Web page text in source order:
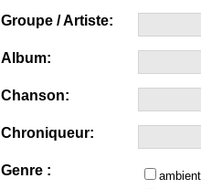
Groupe / Artiste:
Album:
Chanson:
Chroniqueur:
Genre : ambient